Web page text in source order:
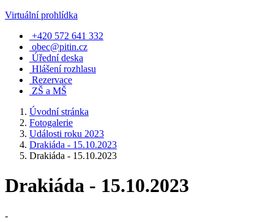
Virtuální prohlídka
+420 572 641 332
obec@pitin.cz
Úřední deska
Hlášení rozhlasu
Rezervace
ZŠ a MŠ
Úvodní stránka
Fotogalerie
Události roku 2023
Drakiáda - 15.10.2023
Drakiáda - 15.10.2023
Drakiáda - 15.10.2023
-